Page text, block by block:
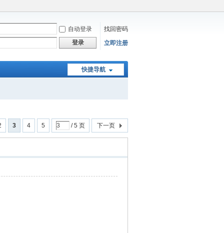
自动登录
找回密码
登录
立即注册
快捷导航
3 4 5 / 5 页 下一页